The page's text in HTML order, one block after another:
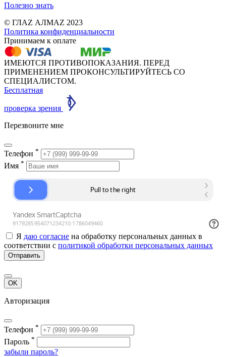
Полезно знать
© ГЛАZ АЛМАZ 2023
Политика конфиденциальности
Принимаем к оплате
ИМЕЮТСЯ ПРОТИВОПОКАЗАНИЯ. ПЕРЕД
ПРИМЕНЕНИЕМ ПРОКОНСУЛЬТИРУЙТЕСЬ СО
СПЕЦИАЛИСТОМ.
Бесплатная
проверка зрения
Перезвоните мне
Телефон *
Имя *
Я даю согласие на обработку персональных данных в
соответствии с политикой обработки персональных данных
Отправить
OK
Авторизация
Телефон *
Пароль *
забыли пароль?